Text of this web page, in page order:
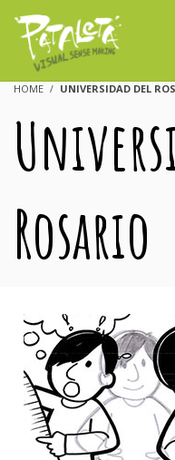
HOME UNIVERSIDAD DEL
Rosario